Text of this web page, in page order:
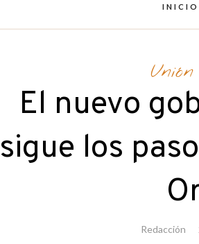
INICIO
El nuevo
sigue los
Redacción